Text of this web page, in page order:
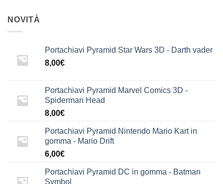
NOVITÀ
Portachiavi Pyramid Star Wars 3D - Darth vader
8,00€
Portachiavi Pyramid Marvel Comics 3D -
Spiderman Head
8,00€
Portachiavi Pyramid Nintendo Mario Kart in
gomma - Mario Drift
6,00€
Portachiavi Pyramid DC in gomma - Batman
Symbol